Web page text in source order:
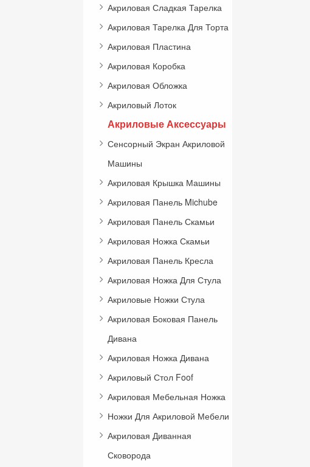
Акриловая Сладкая Тарелка
Акриловая Тарелка Для Торта
Акриловая Пластина
Акриловая Коробка
Акриловая Обложка
Акриловый Лоток
Акриловые Аксессуары
Сенсорный Экран Акриловой
Машины
Акриловая Крышка Машины
Акриловая Панель Michube
Акриловая Панель Скамьи
Акриловая Ножка Скамьи
Акриловая Панель Кресла
Акриловая Ножка Для Стула
Акриловые Ножки Стула
Акриловая Боковая Панель
Дивана
Акриловая Ножка Дивана
Акриловый Стол Foof
Акриловая Мебельная Ножка
Ножки Для Акриловой Мебели
Акриловая Диванная
Сковорода